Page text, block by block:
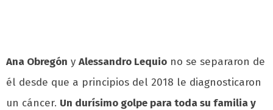
Ana Obregón y Alessandro Lequio no se separaron de
él desde que a principios del 2018 le diagnosticaron
un cáncer. Un durísimo golpe para toda su familia y